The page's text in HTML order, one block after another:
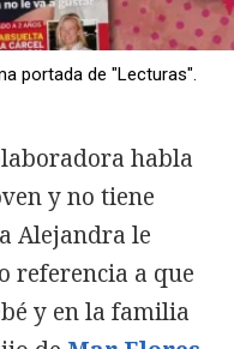
portada de "Lecturas".
habla
y no tiene
Alejandra le
referencia a que
y en la familia